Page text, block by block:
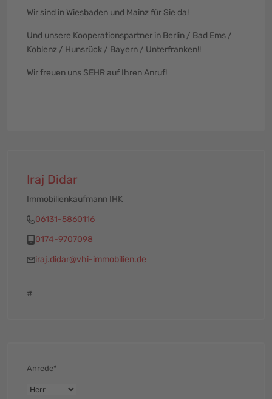
Wir sind in Wiesbaden und Mainz für Sie da!
Und unsere Kooperationspartner in Berlin / Bad Ems /
Koblenz / Hunsrück / Bayern / Unterfranken!!
Wir freuen uns SEHR auf Ihren Anruf!
Iraj Didar
Immobilienkaufmann IHK
06131-5860116
0174-9707098
iraj.didar@vhi-immobilien.de
#
Anrede*